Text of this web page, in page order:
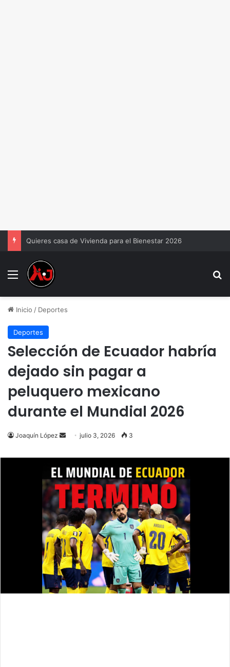
Quieres casa de Vivienda para el Bienestar 2026
Menu
Inicio / Deportes
Deportes
Selección de Ecuador habría
dejado sin pagar a
peluquero mexicano
durante el Mundial 2026
Joaquín López
Send
email
julio 3, 2026 3